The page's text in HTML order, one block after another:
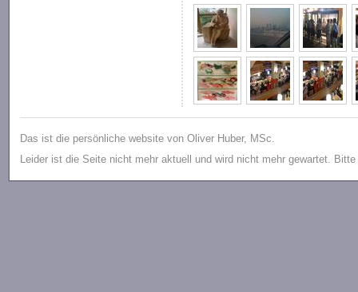
Das ist die persönliche website von Oliver Huber, MSc.
Leider ist die Seite nicht mehr aktuell und wird nicht mehr gewartet.